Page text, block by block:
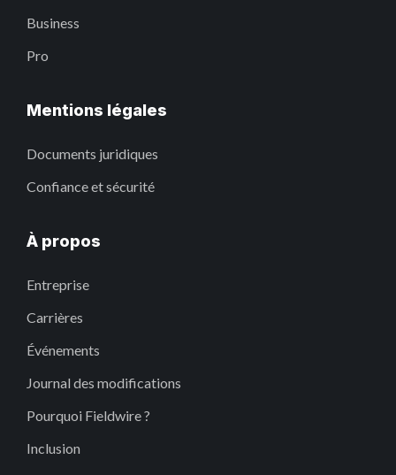
Business
Pro
Mentions légales
Documents juridiques
Confiance et sécurité
À propos
Entreprise
Carrières
Événements
Journal des modifications
Pourquoi Fieldwire ?
Inclusion